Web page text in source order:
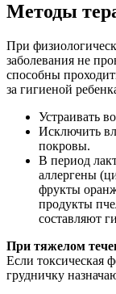
Методы
При
заболевания не
способны
за гигиеной
Устраивать
Исключить
покровы.
В период
аллергены
фрукты
продукты
составляют
При тяжелом
Если токсическая
грудничку